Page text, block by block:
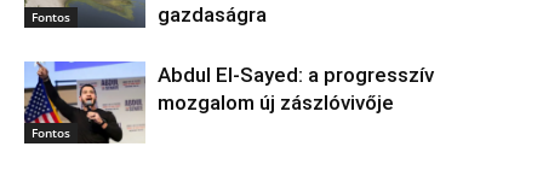
Fontos
gazdaságra
Fontos
Abdul El‑Sayed: a progresszív
mozgalom új zászlóvivője